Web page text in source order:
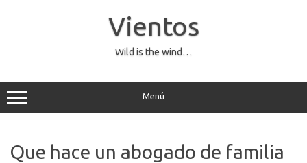
Vientos
Wild is the wind…
Menú
Que hace un abogado de familia